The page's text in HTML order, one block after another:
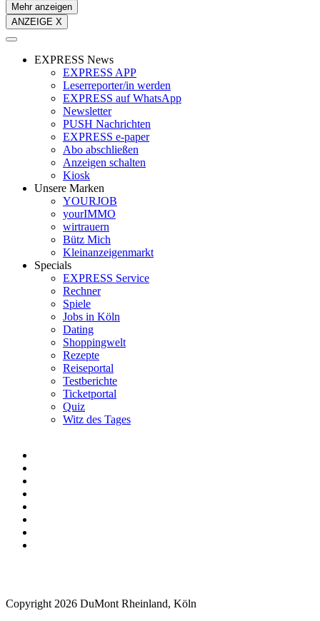
Mehr anzeigen
ANZEIGE X
EXPRESS News
EXPRESS APP
Leserreporter/in werden
EXPRESS auf WhatsApp
Newsletter
PUSH Nachrichten
EXPRESS e-paper
Abo abschließen
Anzeigen schalten
Kiosk
Unsere Marken
YOURJOB
yourIMMO
wirtrauern
Bütz Mich
Kleinanzeigenmarkt
Specials
EXPRESS Service
Rechner
Spiele
Jobs in Köln
Dating
Shoppingwelt
Rezepte
Reiseportal
Testberichte
Ticketportal
Quiz
Witz des Tages
Copyright 2026 DuMont Rheinland, Köln